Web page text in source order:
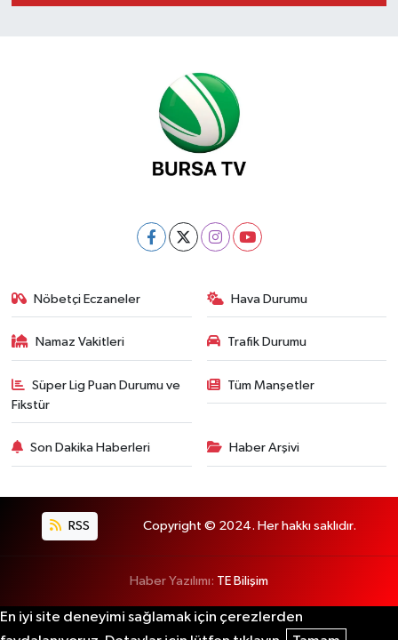
Nöbetçi Eczaneler Hava Durumu
Namaz Vakitleri Trafik Durumu
Süper Lig Puan Durumu ve
Fikstür
Tüm Manşetler
Son Dakika Haberleri Haber Arşivi
RSS Copyright © 2024. Her hakkı saklıdır.
Haber Yazılımı: TE Bilişim
En iyi site deneyimi sağlamak için çerezlerden